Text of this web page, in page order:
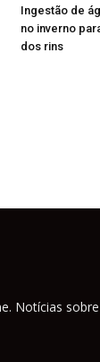
Ingestão de
no inverno
dos rins
Notícias